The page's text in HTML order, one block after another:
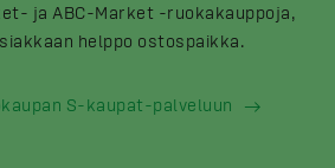
ja ABC-Market -ruokakauppoja,
helppo ostospaikka.
S-kaupat-palveluun